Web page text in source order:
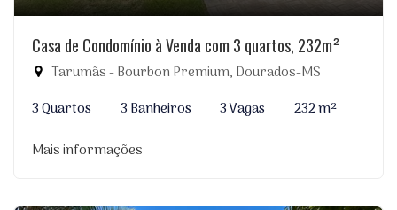
Casa de Condomínio à Venda com 3 quartos, 232m²
Tarumãs - Bourbon Premium, Dourados-MS
3 Quartos
3 Banheiros 3 Vagas
232 m²
Mais informações